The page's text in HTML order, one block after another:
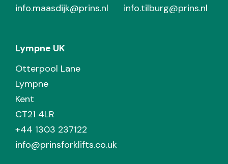
info.maasdijk@prins.nl
info.tilburg@prins.nl
Lympne UK
Otterpool Lane
Lympne
Kent
CT21 4LR
+44 1303 237122
info@prinsforklifts.co.uk